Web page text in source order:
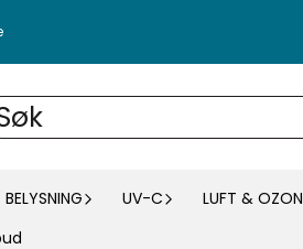
BELYSNING UV-C LUFT & OZON